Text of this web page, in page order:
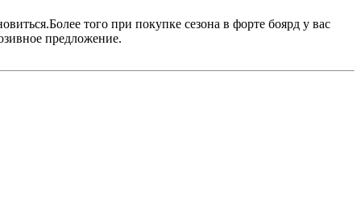
того при покупке сезона в форте боярд у вас
предложение.